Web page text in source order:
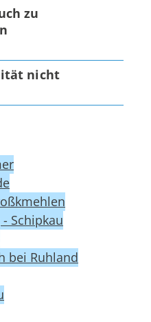
zu
nicht
Schipkau
bei Ruhland